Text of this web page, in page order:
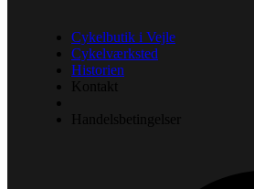
Cykelbutik i Vejle
Cykelværksted
Historien
Kontakt
Handelsbetingelser